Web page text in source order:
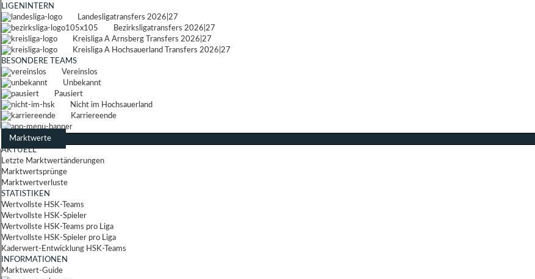
LIGENINTERN
Landesligatransfers 2026|27
Bezirksligatransfers 2026|27
Kreisliga A Arnsberg Transfers 2026|27
Kreisliga A Hochsauerland Transfers 2026|27
BESONDERE TEAMS
Vereinslos
Unbekannt
Pausiert
Nicht im Hochsauerland
Karriereende
Marktwerte
AKTUELL
Letzte Marktwertänderungen
Marktwertsprünge
Marktwertverluste
STATISTIKEN
Wertvollste HSK-Teams
Wertvollste HSK-Spieler
Wertvollste HSK-Teams pro Liga
Wertvollste HSK-Spieler pro Liga
Kaderwert-Entwicklung HSK-Teams
INFORMATIONEN
Marktwert-Guide